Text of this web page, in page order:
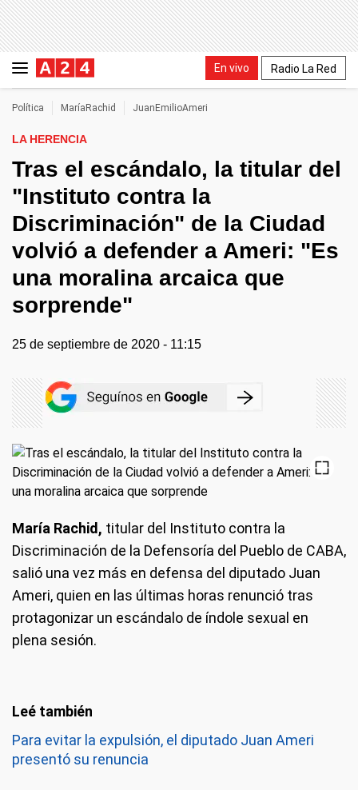
En vivo Radio La Red
Política MaríaRachid JuanEmilioAmeri
LA HERENCIA
Tras el escándalo, la titular del
"Instituto contra la
Discriminación" de la Ciudad
volvió a defender a Ameri: "Es
una moralina arcaica que
sorprende"
25 de septiembre de 2020 - 11:15
María Rachid, titular del Instituto contra la
Discriminación de la Defensoría del Pueblo de CABA,
salió una vez más en defensa del diputado Juan
Ameri, quien en las últimas horas renunció tras
protagonizar un escándalo de índole sexual en
plena sesión.
Para evitar la expulsión, el diputado Juan Ameri
presentó su renuncia